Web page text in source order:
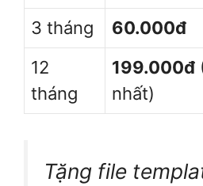
3 tháng
60.000đ
12
tháng
199.000đ
nhất)
Tặng file